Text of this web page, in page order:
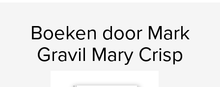
Boeken door Mark
Gravil Mary Crisp